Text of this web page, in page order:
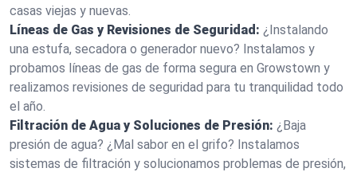
casas viejas y nuevas.
Líneas de Gas y Revisiones de Seguridad: ¿Instalando
una estufa, secadora o generador nuevo? Instalamos y
probamos líneas de gas de forma segura en Growstown y
realizamos revisiones de seguridad para tu tranquilidad todo
el año.
Filtración de Agua y Soluciones de Presión: ¿Baja
presión de agua? ¿Mal sabor en el grifo? Instalamos
sistemas de filtración y solucionamos problemas de presión,